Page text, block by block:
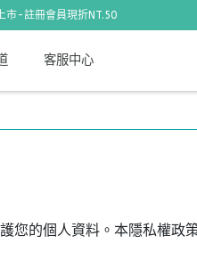
市-註冊會員現折NT.50
客服中心
您的個人資料。本隱私權政